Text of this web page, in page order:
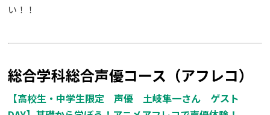
い！！
総合学科総合声優コース（アフレコ）
【高校生・中学生限定 声優 土岐隼一さん ゲスト